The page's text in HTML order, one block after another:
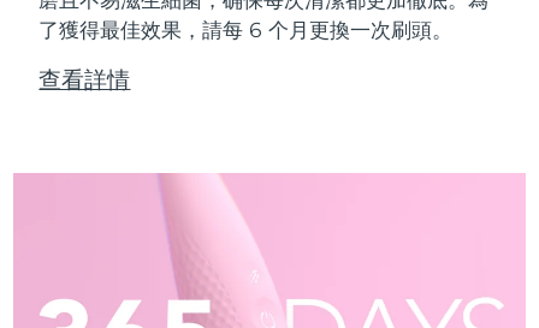
了獲得最佳效果，請每 6 个月更換一次刷頭。
查看詳情